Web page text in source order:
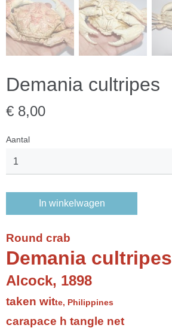
Demania cultripes
€ 8,00
Aantal
In winkelwagen
Round crab
Demania cultripes
Alcock, 1898
taken witte, Philippines
carapace h tangle net